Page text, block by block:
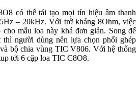
có thể tái tạo mọi tín hiệu âm thanh
– 20kHz. Với trở kháng 8Ohm, việc
mẫu loa này khá đơn giản. Song để
thì người dùng nên lựa chọn phối ghép
bộ chia vùng TIC V806. Với hệ thống
tới 6 cặp loa TIC C8O8.